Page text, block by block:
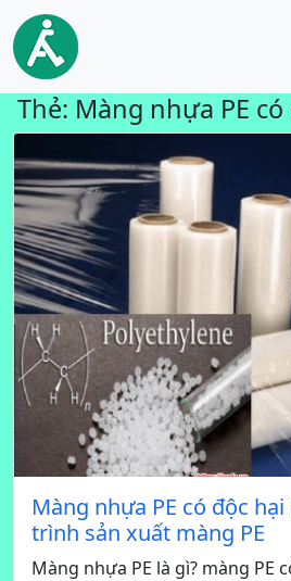
Thẻ: Màng nhựa PE
Màng nhựa PE có độc
trình sản xuất màng PE
Màng nhựa PE là gì? màng PE